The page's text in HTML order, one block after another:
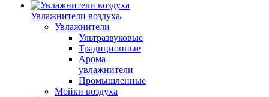
Увлажнители воздуха
Увлажнители
Ультразвуковые
Традиционные
Арома-
увлажнители
Промышленные
Мойки воздуха